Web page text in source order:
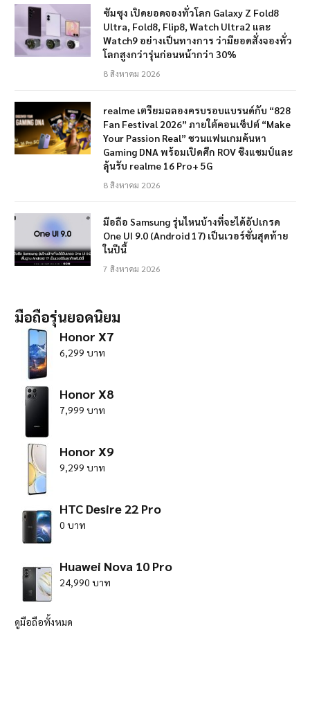
ซัมซุง เปิดยอดจองทั่วโลก Galaxy Z Fold8
Ultra, Fold8, Flip8, Watch Ultra2 และ
Watch9 อย่างเป็นทางการ ว่ามียอดสั่งจองทั่ว
โลกสูงกว่ารุ่นก่อนหน้ากว่า 30%
8 สิงหาคม 2026
realme เตรียมฉลองครบรอบแบรนด์กับ “828
Fan Festival 2026” ภายใต้คอนเซ็ปต์ “Make
Your Passion Real” ชวนแฟนเกมค้นหา
Gaming DNA พร้อมเปิดศึก ROV ชิงแชมป์และ
ลุ้นรับ realme 16 Pro+ 5G
8 สิงหาคม 2026
มือถือ Samsung รุ่นไหนบ้างที่จะได้อัปเกรด
One UI 9.0 (Android 17) เป็นเวอร์ชั่นสุดท้าย
ในปีนี้
7 สิงหาคม 2026
มือถือรุ่นยอดนิยม
Honor X7
6,299 บาท
Honor X8
7,999 บาท
Honor X9
9,299 บาท
HTC Desire 22 Pro
0 บาท
Huawei Nova 10 Pro
24,990 บาท
ดูมือถือทั้งหมด